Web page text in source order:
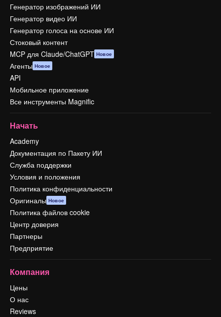
Генератор изображений ИИ
Генератор видео ИИ
Генератор голоса на основе ИИ
Стоковый контент
MCP для Claude/ChatGPT Новое
Агенты Новое
API
Мобильное приложение
Все инструменты Magnific
Начать
Academy
Документация по Пакету ИИ
Служба поддержки
Условия и положения
Политика конфиденциальности
Оригиналы Новое
Политика файлов cookie
Центр доверия
Партнеры
Предприятие
Компания
Цены
О нас
Reviews